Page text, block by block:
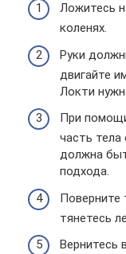
Ложитесь
коленях.
Руки
двигайте
Локти
При
часть
должна
подхода.
Поверните
тянетесь
Вернитесь